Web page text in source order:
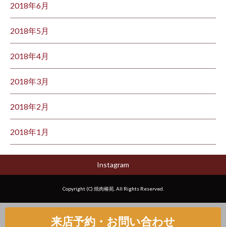
2018年6月
2018年5月
2018年4月
2018年3月
2018年2月
2018年1月
Instagram
Copyright (C) 焼肉椿苑. All Rights Reserved.
来店予約・お問い合わせ